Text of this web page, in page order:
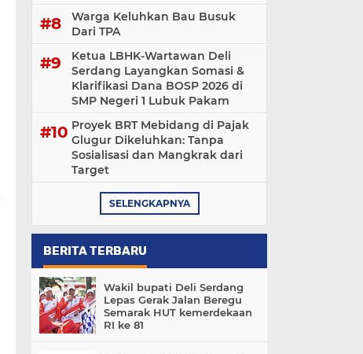
Warga Keluhkan Bau Busuk
Dari TPA
Ketua LBHK-Wartawan Deli
Serdang Layangkan Somasi &
Klarifikasi Dana BOSP 2026 di
SMP Negeri 1 Lubuk Pakam
​Proyek BRT Mebidang di Pajak
Glugur Dikeluhkan: Tanpa
Sosialisasi dan Mangkrak dari
Target
SELENGKAPNYA
BERITA TERBARU
Wakil bupati Deli Serdang
Lepas Gerak Jalan Beregu
Semarak HUT kemerdekaan
RI ke 81